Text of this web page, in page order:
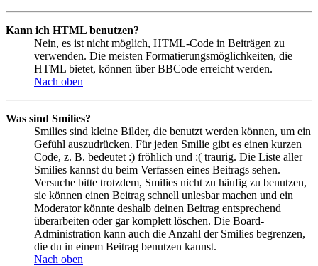
Kann ich HTML benutzen?
Nein, es ist nicht möglich, HTML-Code in Beiträgen zu
verwenden. Die meisten Formatierungsmöglichkeiten, die
HTML bietet, können über BBCode erreicht werden.
Nach oben
Was sind Smilies?
Smilies sind kleine Bilder, die benutzt werden können, um ein
Gefühl auszudrücken. Für jeden Smilie gibt es einen kurzen
Code, z. B. bedeutet :) fröhlich und :( traurig. Die Liste aller
Smilies kannst du beim Verfassen eines Beitrags sehen.
Versuche bitte trotzdem, Smilies nicht zu häufig zu benutzen,
sie können einen Beitrag schnell unlesbar machen und ein
Moderator könnte deshalb deinen Beitrag entsprechend
überarbeiten oder gar komplett löschen. Die Board-
Administration kann auch die Anzahl der Smilies begrenzen,
die du in einem Beitrag benutzen kannst.
Nach oben